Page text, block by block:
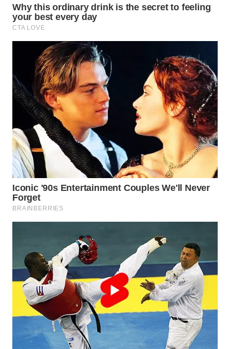
WN
TEBING
TINGGI
WN
PAKPAK
WN
KARAWANG
WN
BEKASI
WN
BOGOR
WN
TAPANULI
UTARA
WN
SAMOSIR
WN